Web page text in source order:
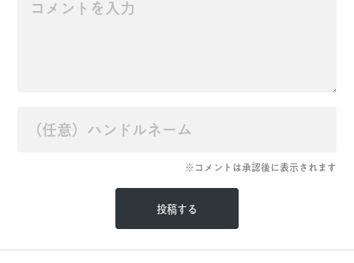
※コメントは承認後に表示されます